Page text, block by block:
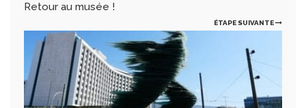
Retour au musée !
ÉTAPE SUIVANTE